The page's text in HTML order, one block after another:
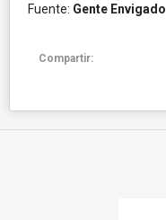
Fuente: Gente Envigado
Compartir: